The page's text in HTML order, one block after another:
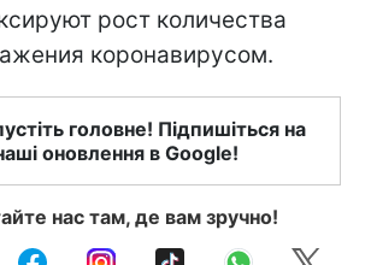
рост количества
коронавирусом.
головне! Підпишіться на
оновлення в Google!
нас там, де вам зручно!